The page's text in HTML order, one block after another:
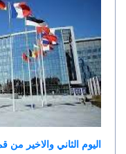
اليوم الثاني والاخير